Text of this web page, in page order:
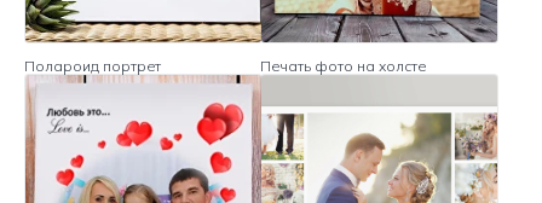
Полароид портрет Печать фото на холсте